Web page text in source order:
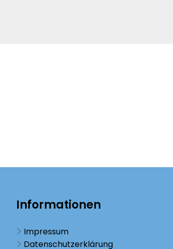
Informationen
Impressum
Datenschutzerklärung